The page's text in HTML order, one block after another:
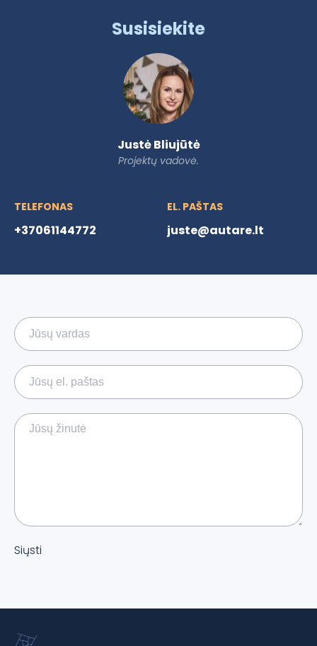
Susisiekite
Justė Bliujūtė
Projektų vadovė.
TELEFONAS
+37061144772
EL. PAŠTAS
juste@autare.lt
Siųsti